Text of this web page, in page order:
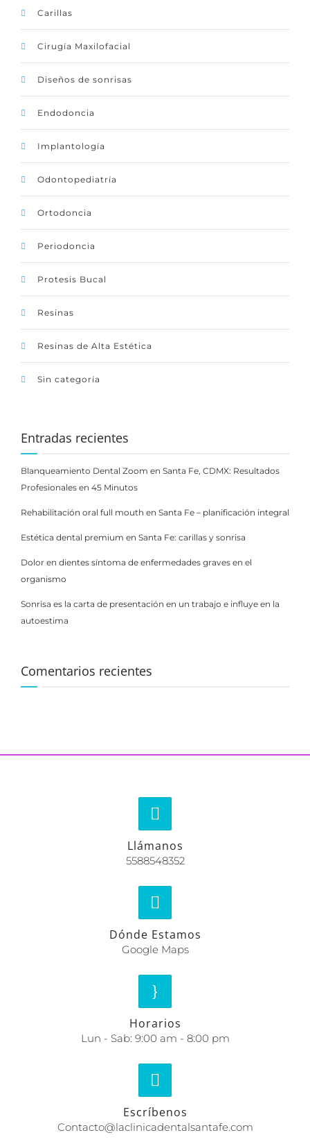
Carillas
Cirugía Maxilofacial
Diseños de sonrisas
Endodoncia
Implantología
Odontopediatría
Ortodoncia
Periodoncia
Protesis Bucal
Resinas
Resinas de Alta Estética
Sin categoría
Entradas recientes
Blanqueamiento Dental Zoom en Santa Fe, CDMX: Resultados
Profesionales en 45 Minutos
Rehabilitación oral full mouth en Santa Fe – planificación integral
Estética dental premium en Santa Fe: carillas y sonrisa
Dolor en dientes síntoma de enfermedades graves en el
organismo
Sonrisa es la carta de presentación en un trabajo e influye en la
autoestima
Comentarios recientes
Llámanos
5588548352
Dónde Estamos
Google Maps
Horarios
Lun - Sab: 9:00 am - 8:00 pm
Escríbenos
Contacto@laclinicadentalsantafe.com